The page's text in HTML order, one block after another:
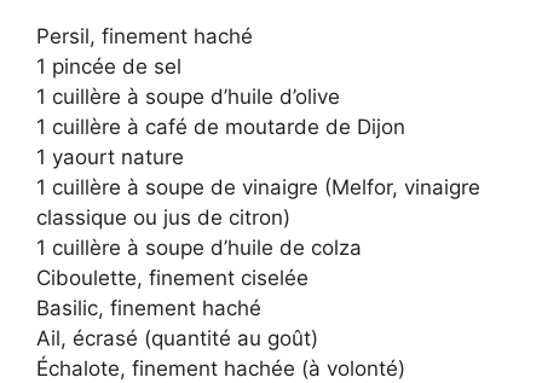
Persil, finement haché
1 pincée de sel
1 cuillère à soupe d’huile d’olive
1 cuillère à café de moutarde de Dijon
1 yaourt nature
1 cuillère à soupe de vinaigre (Melfor, vinaigre
classique ou jus de citron)
1 cuillère à soupe d’huile de colza
Ciboulette, finement ciselée
Basilic, finement haché
Ail, écrasé (quantité au goût)
Échalote, finement hachée (à volonté)